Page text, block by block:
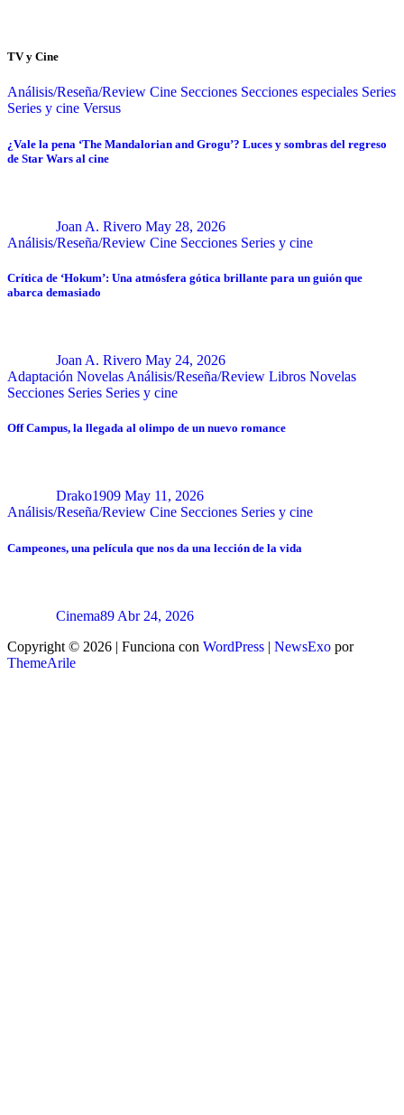
TV y Cine
Análisis/Reseña/Review Cine Secciones Secciones especiales Series
Series y cine Versus
¿Vale la pena ‘The Mandalorian and Grogu’? Luces y sombras del regreso
de Star Wars al cine
Joan A. Rivero May 28, 2026
Análisis/Reseña/Review Cine Secciones Series y cine
Crítica de ‘Hokum’: Una atmósfera gótica brillante para un guión que
abarca demasiado
Joan A. Rivero May 24, 2026
Adaptación Novelas Análisis/Reseña/Review Libros Novelas
Secciones Series Series y cine
Off Campus, la llegada al olimpo de un nuevo romance
Drako1909 May 11, 2026
Análisis/Reseña/Review Cine Secciones Series y cine
Campeones, una película que nos da una lección de la vida
Cinema89 Abr 24, 2026
Copyright © 2026 | Funciona con WordPress | NewsExo por
ThemeArile